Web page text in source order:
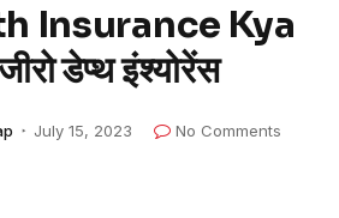
Insurance Kya
डेप्थ इंश्योरेंस
July 15, 2023
No Comments